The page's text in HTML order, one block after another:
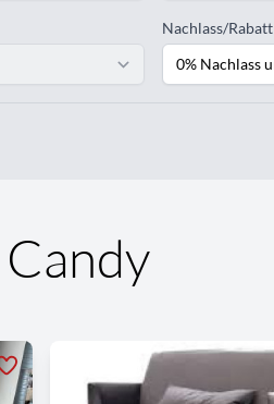
Nachlass/Rabatt